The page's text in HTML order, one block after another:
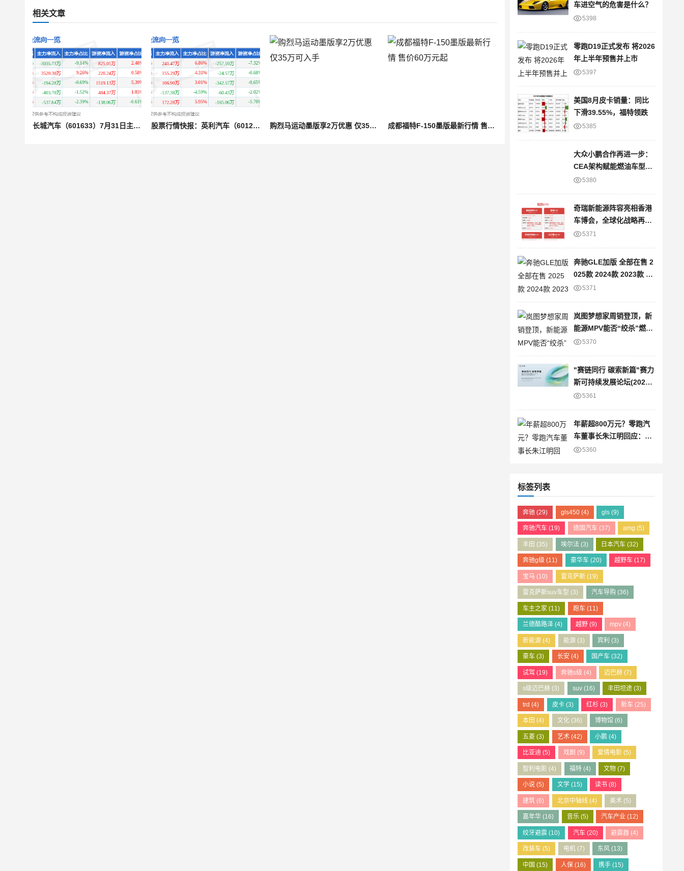
车进空气的危害是什么？
5398
零跑D19正式发布 将2026
年上半年预售并上市
5397
美国8月皮卡销量：同比
下滑39.55%，福特领跌
5385
大众小鹏合作再进一步：
CEA架构赋能燃油车型，
智能网联版图再拓展
5380
奇瑞新能源阵容亮相香港
车博会，全球化战略再提
速 5371
奔驰GLE加版 全部在售 2
025款 2024款 2023款 20
22款 2021款 2020款平行
惠 目前80万元起售
5371
岚图梦想家周销登顶，新
能源MPV能否“绞杀”燃油
车？5370
"赛链同行 碳索新篇"赛力
斯可持续发展论坛(2025)
暨绿色产业链战略发布会
5361
年薪超800万元？零跑汽
车董事长朱江明回应：仅
为8万元
5360
标签列表
奔驰 (29) gls450(4) gls (9)
奔驰汽车 (19) 德国汽车(37) amg (5)
丰田 (35) 埃尔法(3) 日本汽车 (32)
奔驰g级 (11) 豪华车(20) 越野车 (17)
宝马 (10) 雷克萨斯(19)
雷克萨斯suv车型 (3) 汽车导购 (36)
车主之家 (11) 跑车(11)
兰德酷路泽 (4) 越野(9) mpv (4)
新能源 (4) 能源(3) 宾利 (3)
豪车 (3) 长安(4) 国产车 (32)
试驾 (19) 奔驰s级 (4) 迈巴赫 (7)
s级迈巴赫 (3) suv(16) 丰田坦途 (3)
trd (4) 皮卡(3) 红杉 (3) 新车(25)
本田 (4) 文化(36) 博物馆 (6)
五菱 (3) 艺术(42) 小鹏 (4)
比亚迪 (5) 戏剧 (9) 爱情电影 (5)
智利电影 (4) 福特(4) 文物 (7)
小说 (5) 文学(15) 读书 (8)
建筑 (6) 北京中轴线(4) 美术 (5)
嘉年华 (16) 音乐(5) 汽车产业 (12)
绞牙避震 (10) 汽车(20) 避震器 (4)
改装车 (5) 电机(7) 东风 (13)
中国 (15) 人保(16) 携手 (15)
相关文章
长城汽车（601633）7月31日主力资金净卖出3035.73万元 股票行情快报：英利汽车（601279）7月31日主力资金净买入241.47万元 购烈马运动墨版享2万优惠 仅35万可入手 成都福特F-150墨版最新行情 售价60万元起